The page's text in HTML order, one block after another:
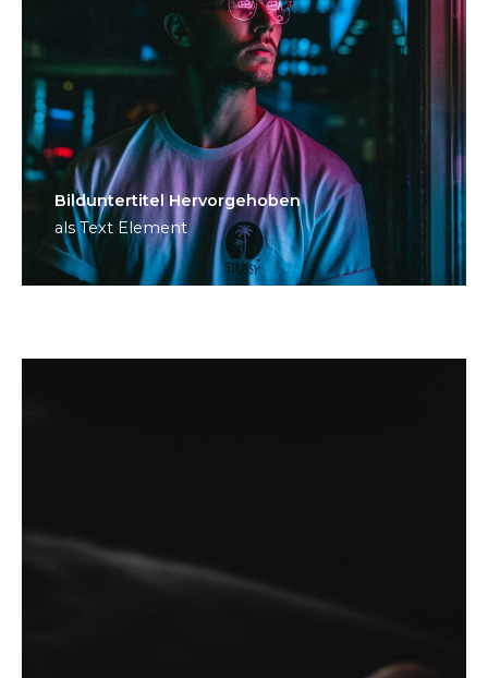
Bild­unter­titel Hervorgehoben
als Text Element